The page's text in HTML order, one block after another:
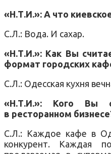
«Н.Т.И.»: А что
С.Л.: Вода. И сахар.
«Н.Т.И.»: Как Вы
формат городских
С.Л.: Одесская кухня
«Н.Т.И.»: Кого Вы
в ресторанном
С.Л.: Каждое кафе в
конкурент. Каждая